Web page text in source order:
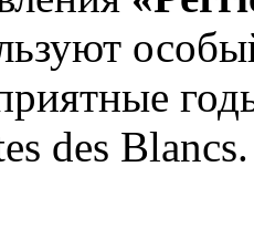
des Blancs.